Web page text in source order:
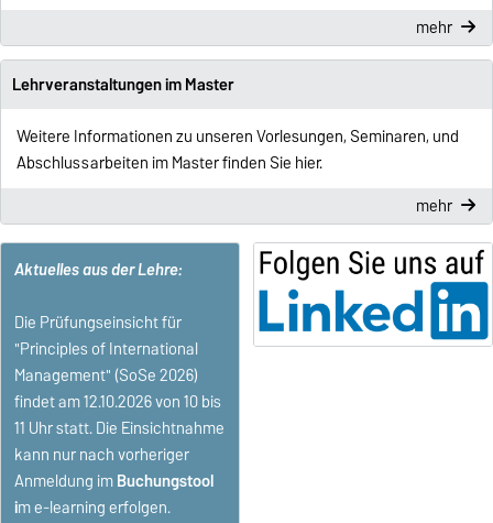
mehr
Lehrveranstaltungen im Master
Weitere Informationen zu unseren Vorlesungen, Seminaren, und
Abschlussarbeiten im Master finden Sie hier.
mehr
Aktuelles aus der Lehre:
Die Prüfungseinsicht für
"Principles of International
Management" (SoSe 2026)
findet am 12.10.2026 von 10 bis
11 Uhr statt. Die Einsichtnahme
kann nur nach vorheriger
Anmeldung imBuchungstool
im e-learning erfolgen.